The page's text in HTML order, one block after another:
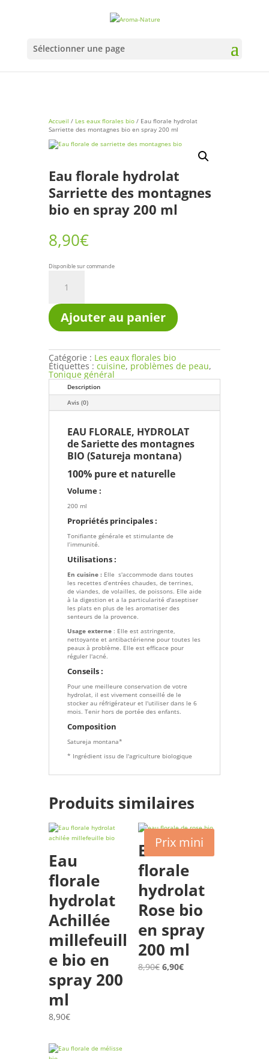
Sélectionner une page
Accueil / Les eaux florales bio/ Eau florale hydrolat
Sarriette des montagnes bio en spray 200 ml
Eau florale hydrolat
Sarriette des montagnes
bio en spray 200 ml
8,90€
Disponible sur commande
hydrolat
Sarriette
des
montagnes
en
spray
200
ml
Ajouter au panier
Catégorie : Les eaux florales bio
Étiquettes : cuisine, problèmes de peau,
Tonique général
Description
Avis (0)
EAU FLORALE, HYDROLAT
de Sariette des montagnes
BIO (Satureja montana)
100% pure et naturelle
Volume :
200 ml
Propriétés principales :
Tonifiante générale et stimulante de
l’immunité.
Utilisations :
En cuisine :Elle s'accommode dans toutes
les recettes d’entrées chaudes, de terrines,
de viandes, de volailles, de poissons. Elle aide
à la digestion et a la particularité d'aseptiser
les plats en plus de les aromatiser des
senteurs de la provence.
Usage externe: Elle est astringente,
nettoyante et antibactérienne pour toutes les
peaux à problème. Elle est efficace pour
réguler l'acné.
Conseils :
Pour une meilleure conservation de votre
hydrolat, il est vivement conseillé de le
stocker au réfrigérateur et l'utiliser dans le 6
mois. Tenir hors de portée des enfants.
Composition
Satureja montana*
* Ingrédient issu de l'agriculture biologique
Produits similaires
Eau
florale
hydrolat
Achillée
millefeuill
e bio en
spray 200
ml
8,90€
Prix mini
Eau
florale
hydrolat
Rose bio
en spray
200 ml
8,90€ Le
6,90€Le